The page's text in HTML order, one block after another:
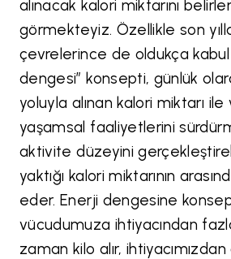
alınacak kalori miktarını
görmekteyiz. Özellikle son
çevrelerince de oldukça
dengesi” konsepti, günlük
yoluyla alınan kalori miktarı
yaşamsal faaliyetlerini
aktivite düzeyini
yaktığı kalori miktarının
eder. Enerji dengesine
vücudumuza ihtiyacından
zaman kilo alır,